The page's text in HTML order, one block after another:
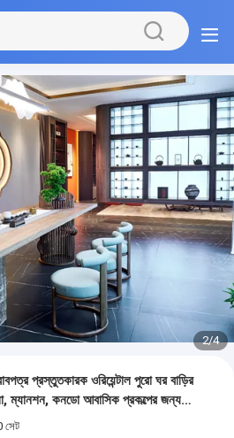
3/4
প্রস্তুতকারক ওরিয়েন্টাল পুরো ঘর বাড়ির
ম্যানশন, কনডো আবাসিক প্রকল্পের জন্য
আসবাবপত্র কাস্টমাইজড